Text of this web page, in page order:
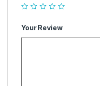
Your Review